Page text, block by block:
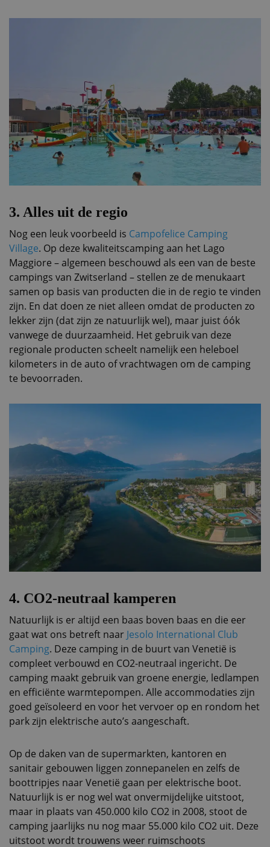
3. Alles uit de regio
Nog een leuk voorbeeld is Campofelice Camping
Village. Op deze kwaliteitscamping aan het Lago
Maggiore – algemeen beschouwd als een van de beste
campings van Zwitserland – stellen ze de menukaart
samen op basis van producten die in de regio te vinden
zijn. En dat doen ze niet alleen omdat de producten zo
lekker zijn (dat zijn ze natuurlijk wel), maar juist óók
vanwege de duurzaamheid. Het gebruik van deze
regionale producten scheelt namelijk een heleboel
kilometers in de auto of vrachtwagen om de camping
te bevoorraden.
4. CO2-neutraal kamperen
Natuurlijk is er altijd een baas boven baas en die eer
gaat wat ons betreft naar Jesolo International Club
Camping. Deze camping in de buurt van Venetië is
compleet verbouwd en CO2-neutraal ingericht. De
camping maakt gebruik van groene energie, ledlampen
en efficiënte warmtepompen. Alle accommodaties zijn
goed geïsoleerd en voor het vervoer op en rondom het
park zijn elektrische auto’s aangeschaft.
Op de daken van de supermarkten, kantoren en
sanitair gebouwen liggen zonnepanelen en zelfs de
boottripjes naar Venetië gaan per elektrische boot.
Natuurlijk is er nog wel wat onvermijdelijke uitstoot,
maar in plaats van 450.000 kilo CO2 in 2008, stoot de
camping jaarlijks nu nog maar 55.000 kilo CO2 uit. Deze
uitstoot wordt trouwens weer ruimschoots